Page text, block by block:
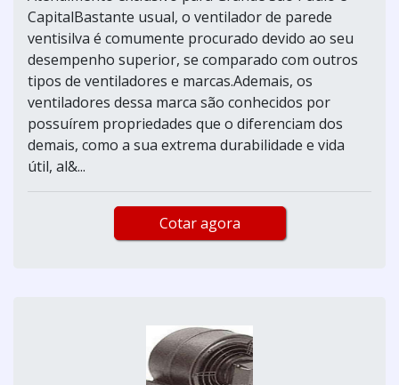
CapitalBastante usual, o ventilador de parede
ventisilva é comumente procurado devido ao seu
desempenho superior, se comparado com outros
tipos de ventiladores e marcas.Ademais, os
ventiladores dessa marca são conhecidos por
possuírem propriedades que o diferenciam dos
demais, como a sua extrema durabilidade e vida
útil, al&...
Cotar agora